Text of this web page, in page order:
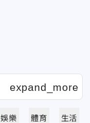
娛樂 體育 生活